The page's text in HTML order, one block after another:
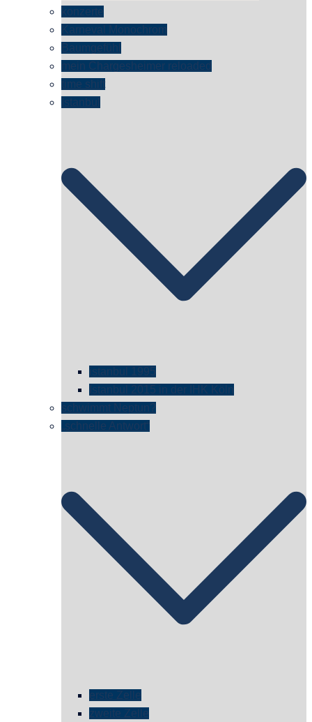
konzerte
Karneval Monochrom
Baumgefühl
mein Chargesheimer reloaded
time shift
Istanbul
istanbul 1995
Istanbul 2015 in der IHK Köln
schwimmt Neptun?
„schnelle Antwort“
erste Zelle
zweite Zelle